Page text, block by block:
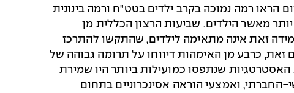
רמה נמוכה בקרב ילדים בטט"ח ורמה בינונית
מאשר הילדים. שביעות הרצון הכללית מן
זאת אינה מתאימה לילדים, שהתקשו להתרכז
זאת, כרבע מן האימהות דיווחו על תרומה גבוהה של
שנתפסו כמועילות ביותר היו שמירת
ואמצעי הוראה אסינכרוניים בתחום